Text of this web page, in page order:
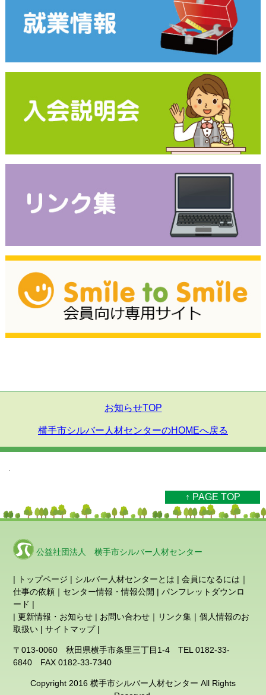
お知らせTOP
横手市シルバー人材センターのHOMEへ戻る
↑ PAGE TOP
公益社団法人 横手市シルバー人材センター
| トップページ | シルバー人材センターとは |会員になるには ｜
仕事の依頼 ｜ センター情報・情報公開 |パンフレットダウンロ
ード |
|更新情報・お知らせ | お問い合わせ ｜ リンク集 ｜個人情報のお
取扱い |サイトマップ|
〒013-0060 秋田県横手市条里三丁目1-4 TEL 0182-33-
6840 FAX 0182-33-7340
Copyright 2016 横手市シルバー人材センター All Rights